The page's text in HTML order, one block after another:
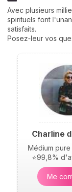
Avec plusieurs
spirituels font
satisfaits.
Posez-leur vos
Charline
Médium
⭐99,8%
Me